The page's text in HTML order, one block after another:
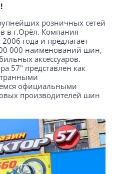
розничных сетей
в г.Орёл. Компания
года и предлагает
000 наименований шин,
аксессуаров.
57" представлен как
официальными
производителей шин